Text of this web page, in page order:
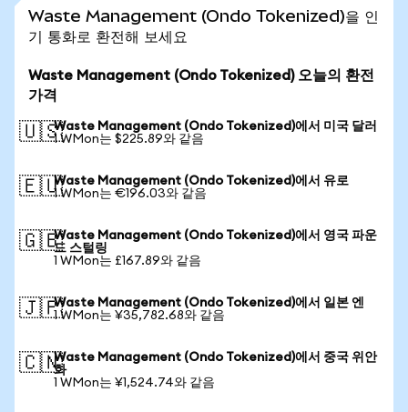
Waste Management (Ondo Tokenized)을 인
기 통화로 환전해 보세요
Waste Management (Ondo Tokenized) 오늘의 환전
가격
🇺🇸Waste Management (Ondo Tokenized)에서 미국 달러
1 WMon는 $225.89와 같음
🇪🇺Waste Management (Ondo Tokenized)에서 유로
1 WMon는 €196.03와 같음
🇬🇧Waste Management (Ondo Tokenized)에서 영국 파운
드 스털링
1 WMon는 £167.89와 같음
🇯🇵Waste Management (Ondo Tokenized)에서 일본 엔
1 WMon는 ¥35,782.68와 같음
🇨🇳Waste Management (Ondo Tokenized)에서 중국 위안
화
1 WMon는 ¥1,524.74와 같음